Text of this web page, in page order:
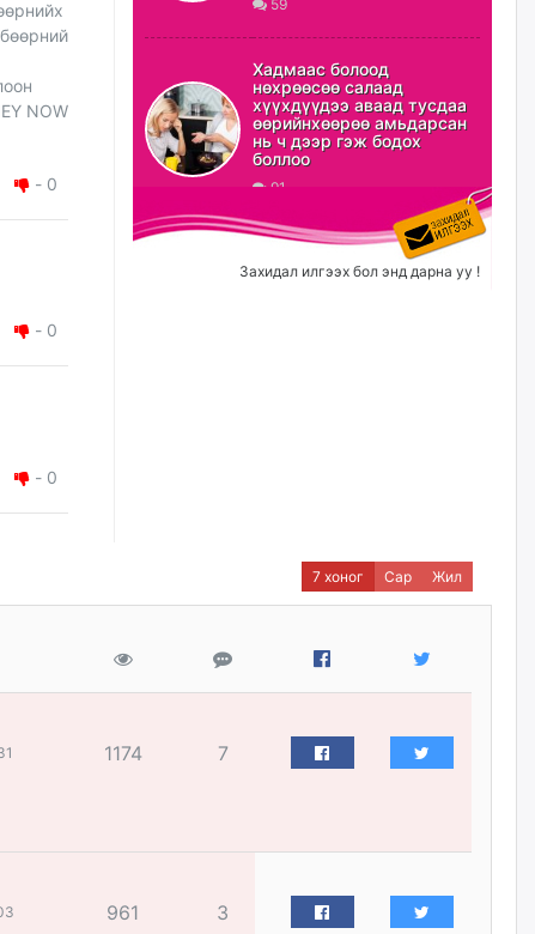
NOW
- 0
- 0
- 0
ХЗДХ-ын сайд С.Амарсайхан:
Авлигаар авсан хөрөнгийг
хурааж, нийгмийн сайн
сайхны хөгжилд зориулах
бөгөөд үүнийг хэд хэдэн эрх
бүхий байгууллагаас санал авна
өчигдѳр
Шатахууныг олдож байгаа
газраас нь л авч байна. Үнэ
тарифаас илүү хангамж дээр
анхаарч байна
наадмыг хойшлуулав
өчигдѳр
Монгол Улсад 162 вагон - 9720
метан хийн үйлдвэрлэлийн
59
Хадмаас болоод
нөхрөөсөө салаад
хүүхдүүдээ аваад тусдаа
өөрийнхөөрөө амьдарсан
нь ч дээр гэж бодох
боллоо
91
Захидал илгээх бол энд дарна уу !
7 хоног Сар Жил
1174 7
961 3